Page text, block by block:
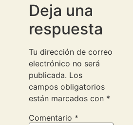
Deja una
respuesta
Tu dirección de correo
electrónico no será
publicada. Los
campos obligatorios
están marcados con *
Comentario *